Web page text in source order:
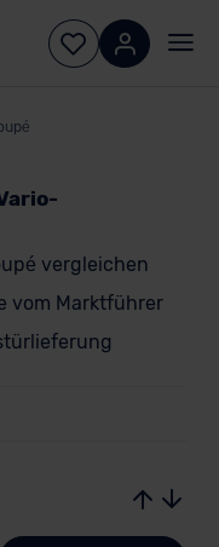
vergleichen
vom Marktführer